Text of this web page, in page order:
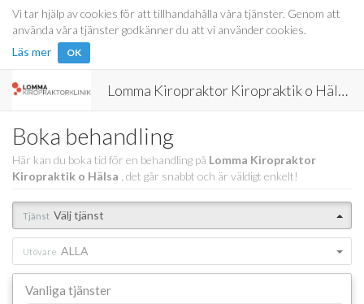
Vi tar hjälp av cookies för att tillhandahålla våra tjänster. Genom att
använda våra tjänster godkänner du att vi använder cookies.
Läs mer
OK
Lomma Kiropraktor Kiropraktik o Hälsa
Boka behandling
Här kan du boka tid för en behandling på Lomma Kiropraktor
Kiropraktik o Hälsa , det går snabbt och är väldigt enkelt!
Tjänst Välj tjänst
Utövare ALLA
Vanliga tjänster